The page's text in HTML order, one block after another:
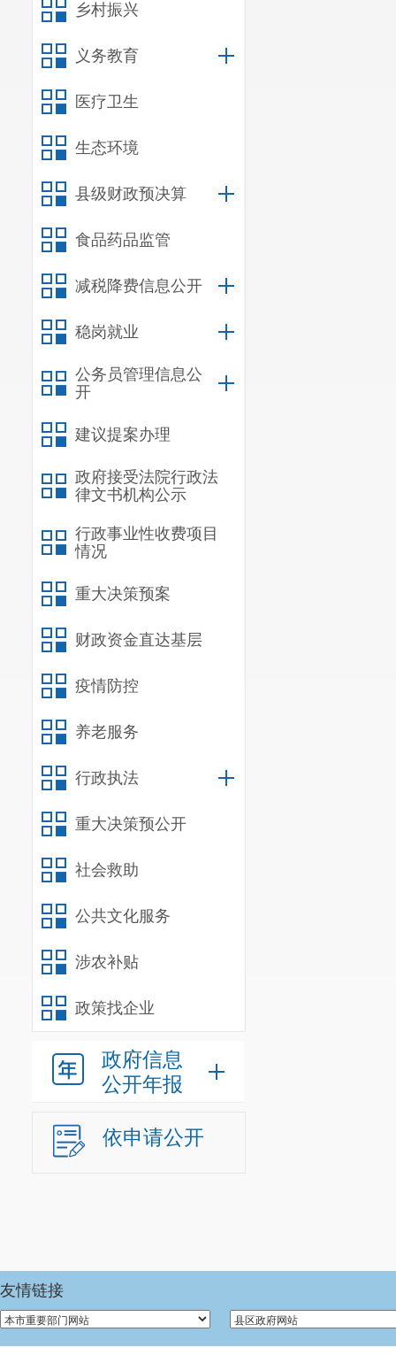
乡村振兴
义务教育
医疗卫生
生态环境
县级财政预决算
食品药品监管
减税降费信息公开
稳岗就业
公务员管理信息公
开
建议提案办理
政府接受法院行政法
律文书机构公示
行政事业性收费项目
情况
重大决策预案
财政资金直达基层
疫情防控
养老服务
行政执法
重大决策预公开
社会救助
公共文化服务
涉农补贴
政策找企业
政府信息
公开年报
依申请公开
友情链接